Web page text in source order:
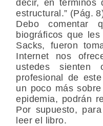
decir, en términos
estructural.” (Pág.
Debo comentar
biográficos que
Sacks, fueron
Internet nos
ustedes sienten
profesional de
un poco más
epidemia, podrán
Por supuesto,
leer el libro.